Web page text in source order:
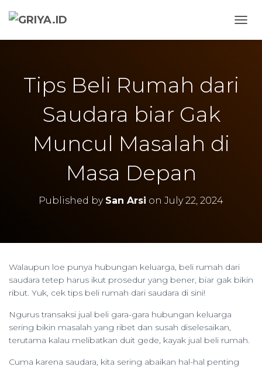
Tips Beli Rumah dari
Saudara biar Gak
Muncul Masalah di
Masa Depan
Published by San Arsi on July 22, 2024
Walaupun loe punya hubungan keluarga, beli rumah dari
saudara tetep harus ikut prosedur yang bener, biar gak bikin
ribut. Yuk, cek tips beli rumah dari saudara di sini!
Ngurus transaksi jual beli gara-gara hubungan keluarga
sering bikin masalah yang ribet dan susah diselesaikan,
terutama kalau melibatkan duit gede, kayak jual beli rumah.
Cuma karena saudara, kita sering abaikan hal-hal penting